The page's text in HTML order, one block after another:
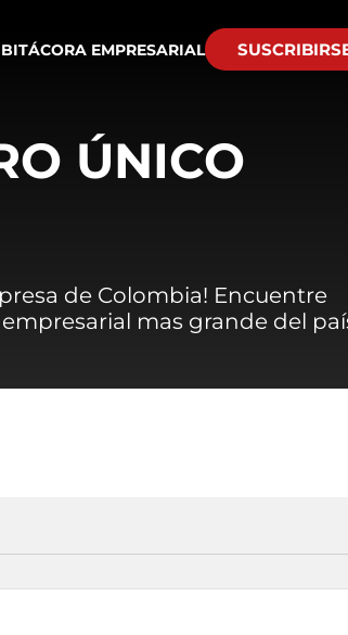
BITÁCORA EMPRESARIAL
ÚNICO
de Colombia! Encuentre
mas grande del